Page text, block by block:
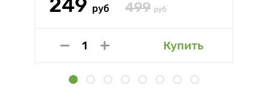
249 руб 499 руб
Купить